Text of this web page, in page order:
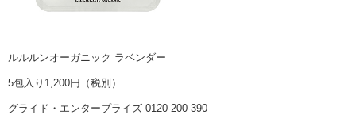
ルルルンオーガニック ラベンダー
5包入り1,200円（税別）
グライド・エンタープライズ 0120-200-390